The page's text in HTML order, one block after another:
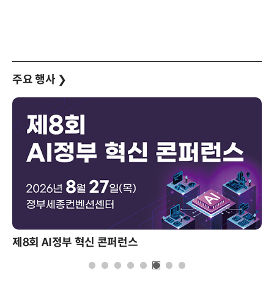
주요 행사 ❯
제8회 AI정부 혁신 콘퍼런스